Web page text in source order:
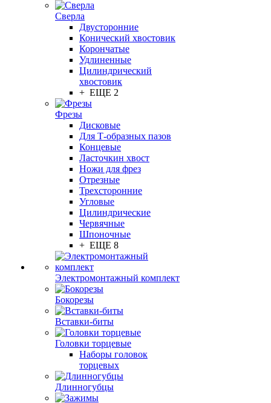
Сверла
Двусторонние
Конический хвостовик
Корончатые
Удлиненные
Цилиндрический
хвостовик
+ ЕЩЕ 2
Фрезы
Дисковые
Для Т-образных пазов
Концевые
Ласточкин хвост
Ножи для фрез
Отрезные
Трехсторонние
Угловые
Цилиндрические
Червячные
Шпоночные
+ ЕЩЕ 8
Электромонтажный комплект
Бокорезы
Вставки-биты
Головки торцевые
Наборы головок
торцевых
Длинногубцы